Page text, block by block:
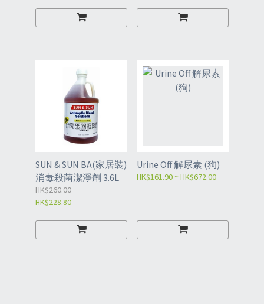
SUN & SUN BA(家居裝)
消毒殺菌潔淨劑 3.6L
HK$260.00
HK$228.80
Urine Off 解尿素 (狗)
HK$161.90 ~ HK$672.00